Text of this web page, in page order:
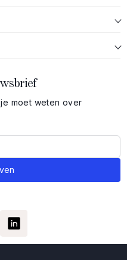
moet weten over